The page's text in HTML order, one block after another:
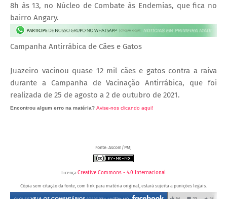
8h às 13, no Núcleo de Combate às Endemias, que fica no
bairro Angary.
Campanha Antirrábica de Cães e Gatos
Juazeiro vacinou quase 12 mil cães e gatos contra a raiva
durante a Campanha de Vacinação Antirrábica, que foi
realizada de 25 de agosto a 2 de outubro de 2021.
Encontrou algum erro na matéria? Avise-nos clicando aqui!
Fonte: Ascom/PMJ
Licença Creative Commons - 4.0 Internacional
Cópia sem citação da fonte, com link para matéria original, estará sujeita a punições legais.